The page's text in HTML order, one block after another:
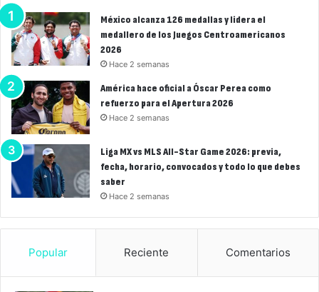
México alcanza 126 medallas y lidera el
medallero de los Juegos Centroamericanos
2026
Hace 2 semanas
América hace oficial a Óscar Perea como
refuerzo para el Apertura 2026
Hace 2 semanas
Liga MX vs MLS All-Star Game 2026: previa,
fecha, horario, convocados y todo lo que debes
saber
Hace 2 semanas
Popular Reciente Comentarios